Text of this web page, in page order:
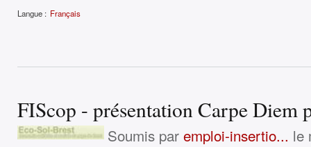
Langue : Français
FIScop - présentation Carpe Diem
Soumis par emploi-insertio... le